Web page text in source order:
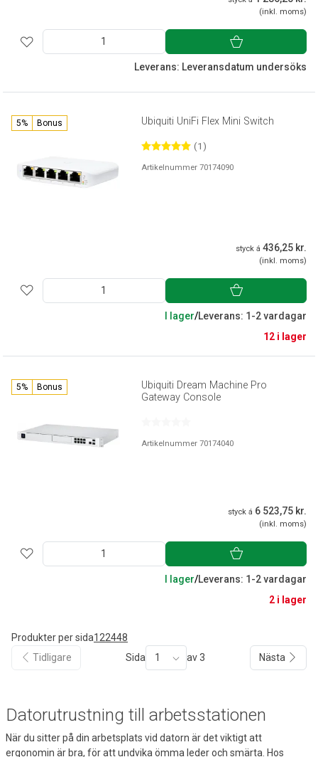
(inkl. moms)
Leverans: Leveransdatum undersöks
5% Bonus Ubiquiti UniFi Flex Mini Switch
(1)
Artikelnummer 70174090
styck á 436,25 kr.
(inkl. moms)
I lager/Leverans: 1-2 vardagar
12 i lager
5% Bonus
Ubiquiti Dream Machine Pro
Gateway Console
Artikelnummer 70174040
styck á 6 523,75 kr.
(inkl. moms)
I lager/Leverans: 1-2 vardagar
2 i lager
Produkter per sida122448
Tidligare
Sida 1 av 3 Nästa
Datorutrustning till arbetsstationen
När du sitter på din arbetsplats vid datorn är det viktigt att
ergonomin är bra, för att undvika ömma leder och smärta. Hos